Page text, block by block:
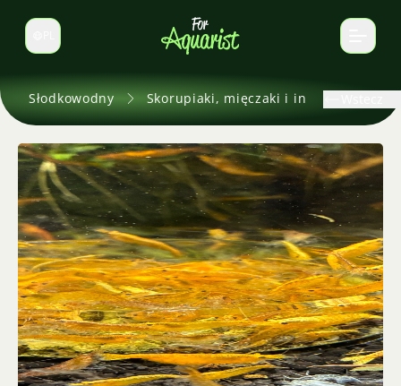
Zmień język
Słodkowodny Skorupiaki, mięczaki i inne